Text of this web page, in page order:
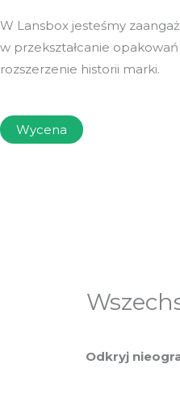
W Lansbox jesteśmy
w przekształcanie
rozszerzenie historii marki.
Wycena
Odkryj